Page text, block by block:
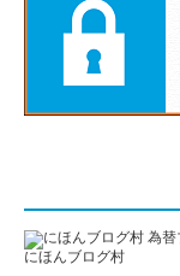
にほんブログ村